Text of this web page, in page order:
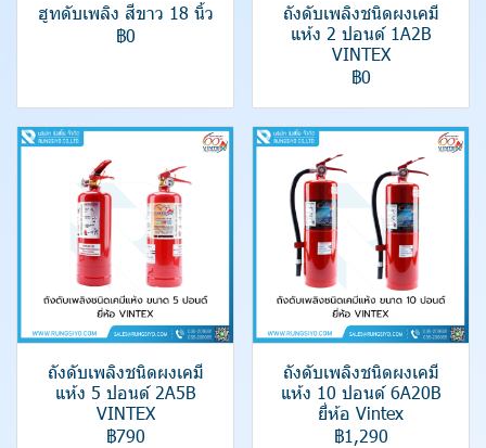
ฮูทดับเพลิง สีขาว 18 นิ้ว
฿0
ถังดับเพลิงชนิดผงเคมี
แห้ง 2 ปอนด์ 1A2B
VINTEX
฿0
ถังดับเพลิงชนิดผงเคมี
แห้ง 5 ปอนด์ 2A5B
VINTEX
฿790
ถังดับเพลิงชนิดผงเคมี
แห้ง 10 ปอนด์ 6A20B
ยี่ห้อ Vintex
฿1,290